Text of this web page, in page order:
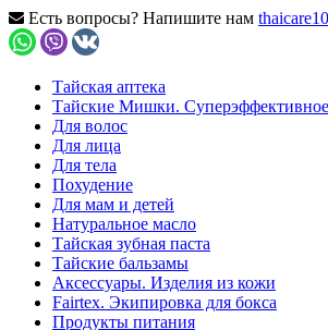
Есть вопросы? Напишите нам
Тайская аптека
Тайские Мишки.
Для волос
Для лица
Для тела
Похудение
Для мам и детей
Натуральное масло
Тайская зубная паста
Тайские бальзамы
Аксессуары. Изделия из кожи
Fairtex. Экипировка для бокса
Продукты питания